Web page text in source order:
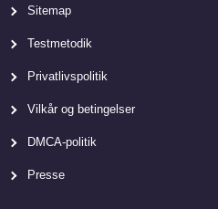
Sitemap
Testmetodik
Privatlivspolitik
Vilkår og betingelser
DMCA-politik
Presse